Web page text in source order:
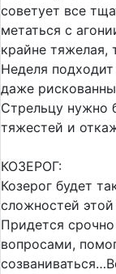
советует все
метаться с
крайне тяжелая,
Неделя
даже
Стрельцу нужно
тяжестей и
КОЗЕРОГ:
Козерог будет
сложностей
Придется
вопросами,